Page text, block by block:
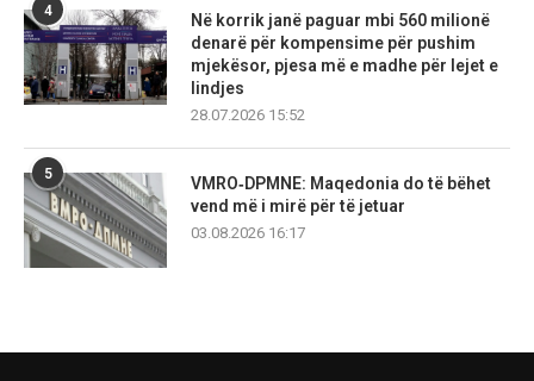
4
Në korrik janë paguar mbi 560 milionë
denarë për kompensime për pushim
mjekësor, pjesa më e madhe për lejet e
lindjes
28.07.2026 15:52
5
VMRO‑DPMNE: Maqedonia do të bëhet
vend më i mirë për të jetuar
03.08.2026 16:17